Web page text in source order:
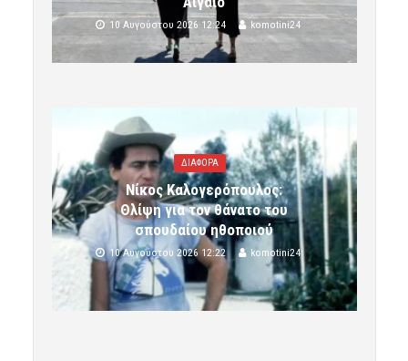
10 Αυγούστου 2026 12:24 komotini24
ΔΙΑΦΟΡΑ
Νίκος Καλογερόπουλος:
Θλίψη για τον θάνατο του
σπουδαίου ηθοποιού
10 Αυγούστου 2026 12:22 komotini24